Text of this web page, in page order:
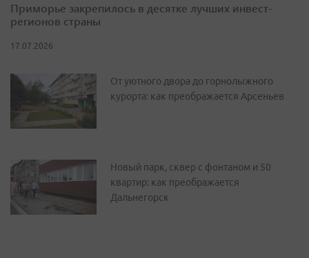
Приморье закрепилось в десятке лучших инвест-
регионов страны
17.07.2026
От уютного двора до горнолыжного
курорта: как преображается Арсеньев
Новый парк, сквер с фонтаном и 50
квартир: как преображается
Дальнегорск